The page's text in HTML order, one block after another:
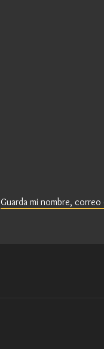
Guarda mi nombre,